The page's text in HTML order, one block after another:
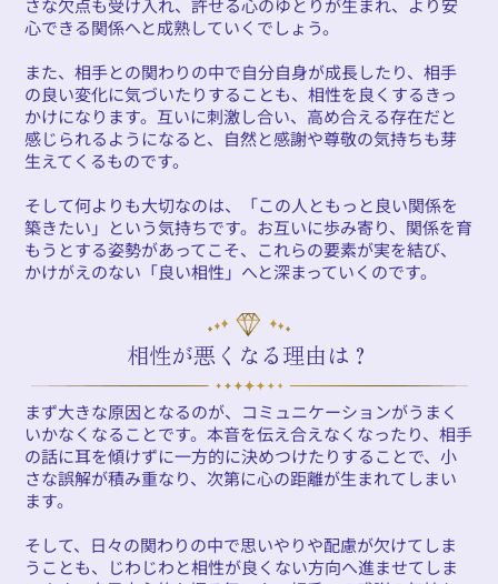
さな欠点も受け入れ、許せる心のゆとりが生まれ、より安
心できる関係へと成熟していくでしょう。
また、相手との関わりの中で自分自身が成長したり、相手
の良い変化に気づいたりすることも、相性を良くするきっ
かけになります。互いに刺激し合い、高め合える存在だと
感じられるようになると、自然と感謝や尊敬の気持ちも芽
生えてくるものです。
そして何よりも大切なのは、「この人ともっと良い関係を
築きたい」という気持ちです。お互いに歩み寄り、関係を育
もうとする姿勢があってこそ、これらの要素が実を結び、
かけがえのない「良い相性」へと深まっていくのです。
相性が悪くなる理由は？
まず大きな原因となるのが、コミュニケーションがうまく
いかなくなることです。本音を伝え合えなくなったり、相手
の話に耳を傾けずに一方的に決めつけたりすることで、小
さな誤解が積み重なり、次第に心の距離が生まれてしまい
ます。
そして、日々の関わりの中で思いやりや配慮が欠けてしま
うことも、じわじわと相性が良くない方向へ進ませてしま